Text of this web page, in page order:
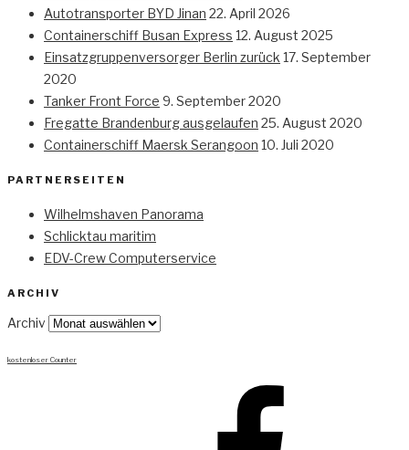
Autotransporter BYD Jinan 22. April 2026
Containerschiff Busan Express 12. August 2025
Einsatzgruppenversorger Berlin zurück 17. September
2020
Tanker Front Force 9. September 2020
Fregatte Brandenburg ausgelaufen 25. August 2020
Containerschiff Maersk Serangoon 10. Juli 2020
PARTNERSEITEN
Wilhelmshaven Panorama
Schlicktau maritim
EDV-Crew Computerservice
ARCHIV
Archiv
kostenloser Counter